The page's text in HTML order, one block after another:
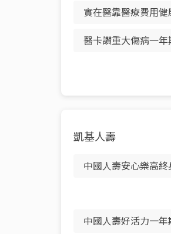
實在醫靠醫療費用
醫卡讚重大傷病一
凱基人壽
中國人壽安心樂高
中國人壽好活力一